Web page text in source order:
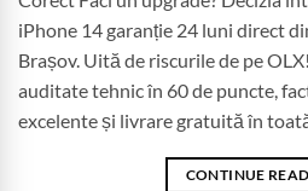
iPhone 14 garanție 24 luni direct
Brașov. Uită de riscurile de pe
auditate tehnic în 60 de puncte,
excelente și livrare gratuită în
CONTINUE